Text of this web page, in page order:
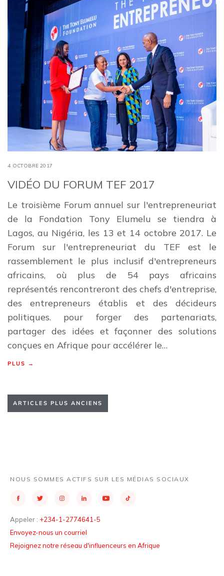
4 OCTOBRE 2017
VIDÉO DU FORUM TEF 2017
Le troisième Forum annuel sur l'entrepreneuriat
de la Fondation Tony Elumelu se tiendra à
Lagos, au Nigéria, les 13 et 14 octobre 2017. Le
Forum sur l'entrepreneuriat du TEF est le
rassemblement le plus inclusif d'entrepreneurs
africains, où plus de 54 pays africains
représentés rencontreront des chefs d'entreprise,
des entrepreneurs établis et des décideurs
politiques. pour forger des partenariats,
partager des idées et façonner des solutions
conçues en Afrique pour accélérer le…
PLUS →
ARTICLES PLUS ANCIENS
NOUS SOMMES ACTIFS SUR LES MÉDIAS SOCIAUX
Appeler : +234-1-2774641-5
Envoyez-nous un courriel
Rejoignez notre réseau d'influenceurs en Afrique